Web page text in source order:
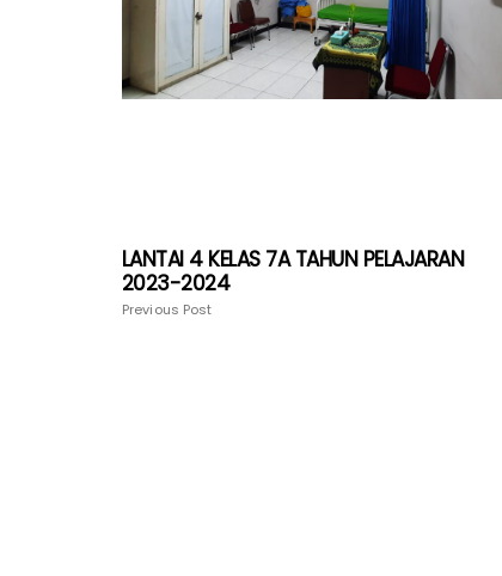
LANTAI 4 KELAS 7A TAHUN PELAJARAN
2023-2024
Previous Post